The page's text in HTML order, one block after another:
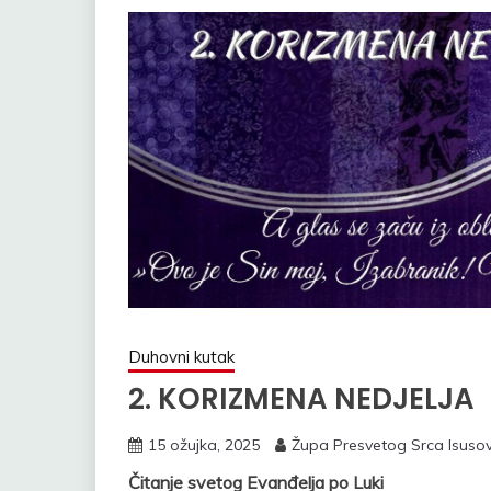
Duhovni kutak
2. KORIZMENA NEDJELJA
15 ožujka, 2025 Župa Presvetog Srca
Čitanje svetog Evanđelja po Luki